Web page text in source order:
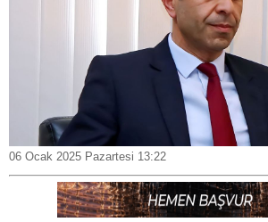
06 Ocak 2025 Pazartesi 13:22